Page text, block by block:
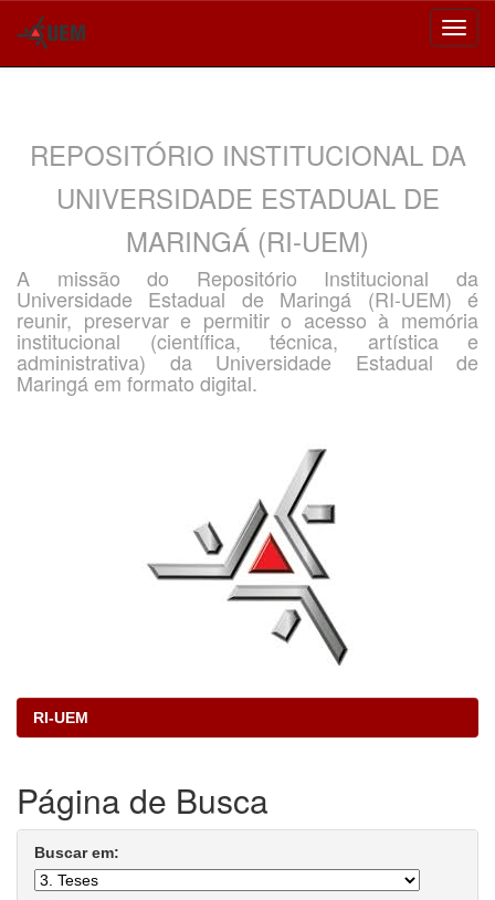
REPOSITÓRIO INSTITUCIONAL DA
UNIVERSIDADE ESTADUAL DE
MARINGÁ (RI-UEM)
A missão do Repositório Institucional da
Universidade Estadual de Maringá (RI-UEM) é
reunir, preservar e permitir o acesso à memória
institucional (científica, técnica, artística e
administrativa) da Universidade Estadual de
Maringá em formato digital.
RI-UEM
Página de Busca
Buscar em: